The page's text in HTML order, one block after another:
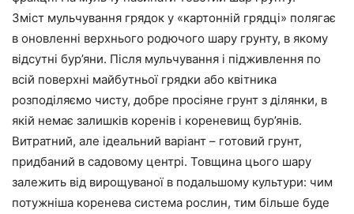
Зміст мульчування грядок у «картонній грядці» полягає
в оновленні верхнього родючого шару грунту, в якому
відсутні бур’яни. Після мульчування і підживлення по
всій поверхні майбутньої грядки або квітника
розподіляємо чисту, добре просіяне грунт з ділянки, в
якій немає залишків коренів і кореневищ бур’янів.
Витратний, але ідеальний варіант – готовий грунт,
придбаний в садовому центрі. Товщина цього шару
залежить від вирощуваної в подальшому культури: чим
потужніша коренева система рослин, тим більше буде